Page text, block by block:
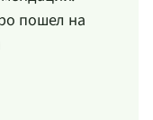
пошел на